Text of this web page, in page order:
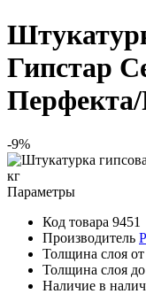
Гипстар
-9%
Параметры
Код товара 9451
Производитель
Толщина слоя от
Толщина слоя до
Наличие в